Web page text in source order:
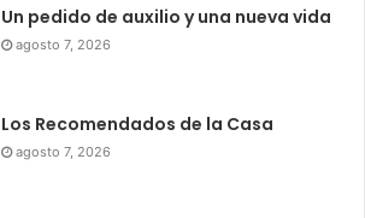
Un pedido de auxilio y una nueva vida
agosto 7, 2026
Los Recomendados de la Casa
agosto 7, 2026